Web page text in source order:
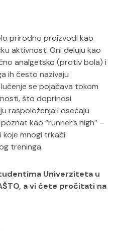
prirodno proizvodi kao
aktivnost. Oni deluju kao
analgetsko (protiv bola) i
ih često nazivaju
se pojačava tokom
što doprinosi
raspoloženja i osećaju
kao “runner’s high” –
mnogi trkači
treninga.
Univerziteta u
a vi ćete pročitati na